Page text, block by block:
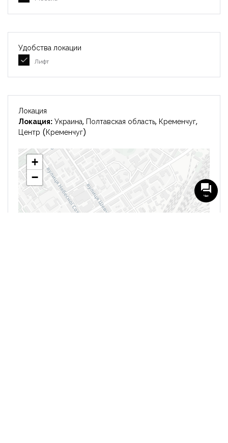
Удобства локации
Лифт
Локация
Локация: Украина, Полтавская область, Кременчуг,
Центр (Кременчуг)
+
−
Чат